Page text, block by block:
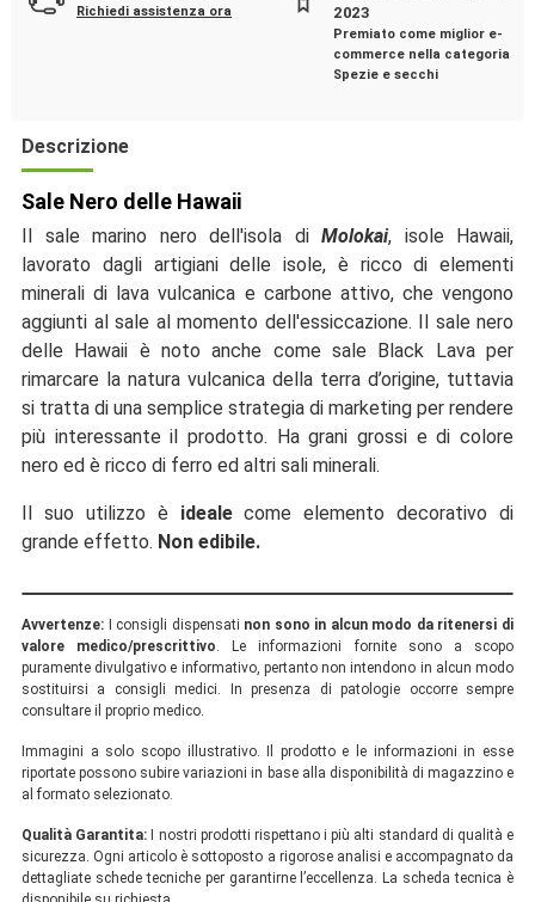
Richiedi assistenza ora
2023
Premiato come miglior e-
commerce nella categoria
Spezie e secchi
Descrizione
Sale Nero delle Hawaii
Il sale marino nero dell'isola di Molokai, isole Hawaii,
lavorato dagli artigiani delle isole, è ricco di elementi
minerali di lava vulcanica e carbone attivo, che vengono
aggiunti al sale al momento dell'essiccazione. Il sale nero
delle Hawaii è noto anche come sale Black Lava per
rimarcare la natura vulcanica della terra d’origine, tuttavia
si tratta di una semplice strategia di marketing per rendere
più interessante il prodotto. Ha grani grossi e di colore
nero ed è ricco di ferro ed altri sali minerali.
Il suo utilizzo è idealecome elemento decorativo di
grande effetto. Non edibile.
Avvertenze: I consigli dispensati non sono in alcun modo da ritenersi di
valore medico/prescrittivo. Le informazioni fornite sono a scopo
puramente divulgativo e informativo, pertanto non intendono in alcun modo
sostituirsi a consigli medici. In presenza di patologie occorre sempre
consultare il proprio medico.
Immagini a solo scopo illustrativo. Il prodotto e le informazioni in esse
riportate possono subire variazioni in base alla disponibilità di magazzino e
al formato selezionato.
Qualità Garantita: I nostri prodotti rispettano i più alti standard di qualità e
sicurezza. Ogni articolo è sottoposto a rigorose analisi e accompagnato da
dettagliate schede tecniche per garantirne l’eccellenza. La scheda tecnica è